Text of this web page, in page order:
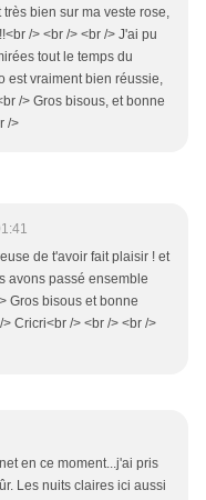
bien sur ma veste rose,
/> <br /> <br /> J'ai pu
tout le temps du
est vraiment bien réussie,
/> Gros bisous, et bonne
/>
de t'avoir fait plaisir ! et
avons passé ensemble
Gros bisous et bonne
Cricri<br /> <br /> <br />
en ce moment...j'ai pris
Les nuits claires ici aussi